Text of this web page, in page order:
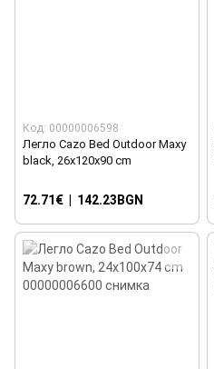
Код: 00000006598
Легло Cazo Bed Outdoor Maxy
black, 26x120x90 cm
72.71€ 142.23BGN